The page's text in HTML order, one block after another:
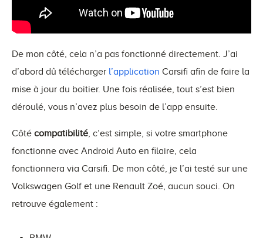
De mon côté, cela n’a pas fonctionné directement. J’ai
d’abord dû télécharger l’application Carsifi afin de faire la
mise à jour du boitier. Une fois réalisée, tout s’est bien
déroulé, vous n’avez plus besoin de l’app ensuite.
Côté compatibilité, c’est simple, si votre smartphone
fonctionne avec Android Auto en filaire, cela
fonctionnera via Carsifi. De mon côté, je l’ai testé sur une
Volkswagen Golf et une Renault Zoé, aucun souci. On
retrouve également :